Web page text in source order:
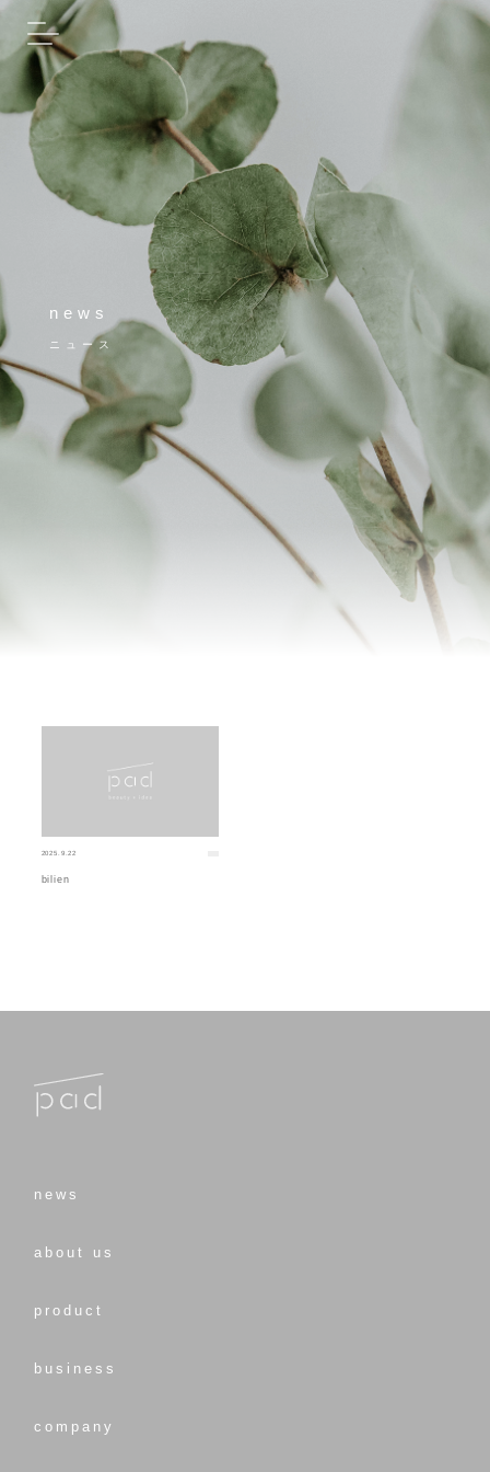
news
ニュース
2025.9.22
bilien
news
about us
product
business
company